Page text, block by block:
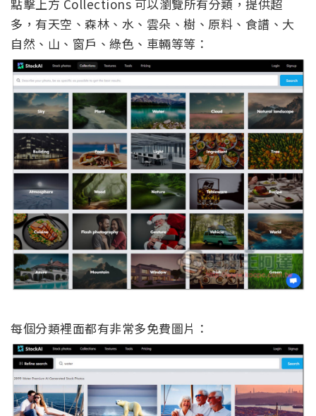
點擊上方 Collections 可以瀏覽所有分類，提供超
多，有天空、森林、水、雲朵、樹、原料、食譜、大
自然、山、窗戶、綠色、車輛等等：
每個分類裡面都有非常多免費圖片：